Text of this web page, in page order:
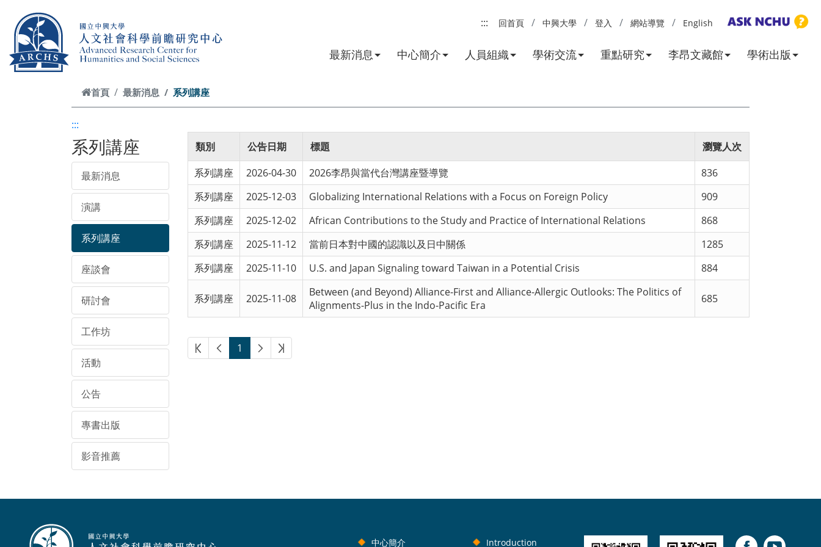
:::
回首頁 中興大學 登入 網站導覽 English
最新消息 中心簡介 人員組織 學術交流 重點研究 李昂文藏館 學術出版
首頁 最新消息 系列講座
:::
系列講座
最新消息
演講
系列講座
座談會
研討會
工作坊
活動
公告
專書出版
影音推薦
類別 公告日期 標題
瀏覽人次
系列講座
2026-04-30 2026李昂與當代台灣講座暨導覽
836
系列講座
2025-12-03 Globalizing International Relations with a Focus on Foreign Policy
909
系列講座
2025-12-02 African Contributions to the Study and Practice of International Relations
868
系列講座
2025-11-12 當前日本對中國的認識以及日中關係
1285
系列講座
2025-11-10 U.S. and Japan Signaling toward Taiwan in a Potential Crisis 884
系列講座 2025-11-08
Between (and Beyond) Alliance-First and Alliance-Allergic Outlooks: The Politics of
Alignments-Plus in the Indo-Pacific Era
685
1
中心簡介 Introduction